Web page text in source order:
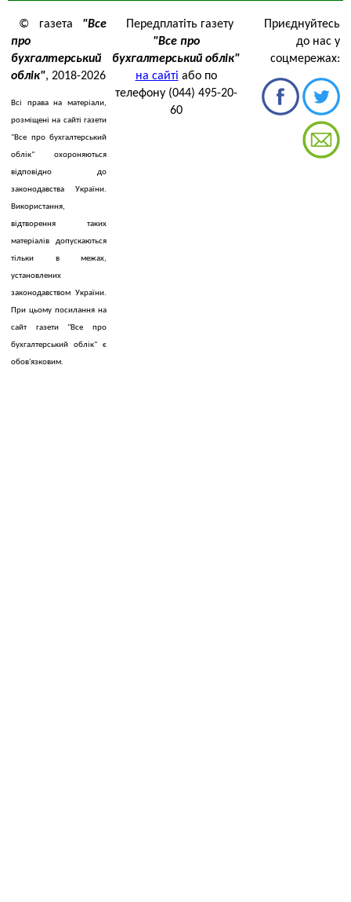
© газета "Все
про
бухгалтерський
облік", 2018-2026
Всі права на матеріали,
розміщені на сайті газети
"Все про бухгалтерський
облік" охороняються
відповідно до
законодавства України.
Використання,
відтворення таких
матеріалів допускаються
тільки в межах,
установлених
законодавством України.
При цьому посилання на
сайт газети "Все про
бухгалтерський облік" є
обов'язковим.
Передплатіть газету
"Все про
бухгалтерський облік"
на сайті або по
телефону (044) 495-20-
60
Приєднуйтесь
до нас у
соцмережах: